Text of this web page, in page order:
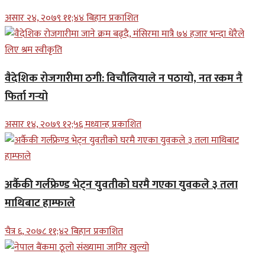
असार २४, २०७९ ११;४४ बिहान प्रकाशित
वैदेशिक रोजगारीमा ठगी: विचौलियाले न पठायो, नत रकम नै
फिर्ता गर्‍यो
असार १४, २०७९ १२;५६ मध्यान्ह प्रकाशित
अर्कैकी गर्लफ्रेण्ड भेट्न युवतीको घरमै गएका युवकले ३ तला
माथिबाट हाम्फाले
चैत्र ६, २०७८ ११;४२ बिहान प्रकाशित